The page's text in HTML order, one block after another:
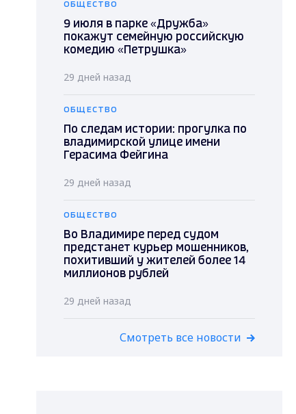
ОБЩЕСТВО
9 июля в парке «Дружба»
покажут семейную российскую
комедию «Петрушка»
29 дней назад
ОБЩЕСТВО
По следам истории: прогулка по
владимирской улице имени
Герасима Фейгина
29 дней назад
ОБЩЕСТВО
Во Владимире перед судом
предстанет курьер мошенников,
похитивший у жителей более 14
миллионов рублей
29 дней назад
Смотреть все новости